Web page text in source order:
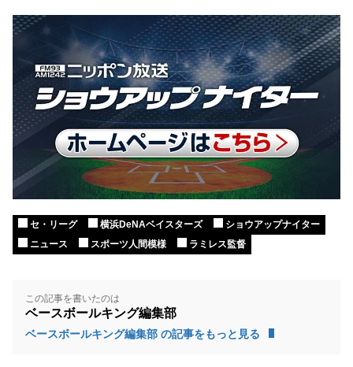
セ・リーグ 横浜DeNAベイスターズ
ショウアップナイター
ニュース
スポーツ人間模様 ラミレス監督
この記事を書いたのは
ベースボールキング編集部
ベースボールキング編集部 の記事をもっと見る